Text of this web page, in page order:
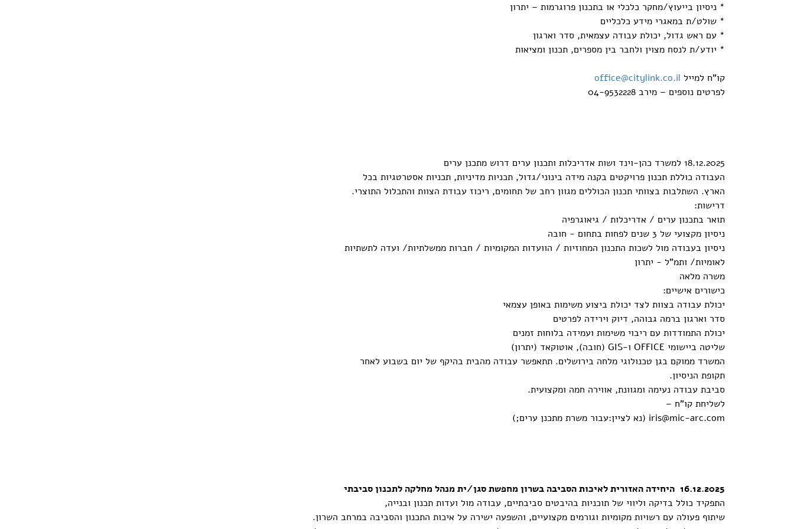
* ניסיון בייעוץ/מחקר כלכלי או בתכנון פרוגרמות – יתרון
* שולט/ת במאגרי מידע כלכליים
* עם ראש גדול, יכולת עבודה עצמאית, סדר וארגון
* יודע/ת לנסח מצוין ולחבר בין מספרים, תכנון ומציאות
קו"ח למייל office@citylink.co.il
לפרטים נוספים – מירב 04-9532228
18.12.2025 למשרד כהן-וינד ושות אדריכלות ותכנון ערים דרוש מתכנן ערים
העבודה כוללת תכנון פרויקטים בקנה מידה בינוני/גדול, תכניות מדיניות, תכניות אסטרטגיות בכל
הארץ. השתלבות בצוותי תכנון הכוללים מגוון רחב של תחומים, ריכוז עבודת הצוות והתכלול התוצרי.
דרישות:
תואר בתכנון ערים / אדריכלות / גיאוגרפיה
ניסיון מקצועי של 3 שנים לפחות בתחום - חובה
ניסיון בעבודה מול לשכות התכנון המחוזיות / הוועדות המקומיות / חברות ממשלתיות/ ועדה לתשתיות
לאומיות/ ותמ"ל - יתרון
משרה מלאה
כישורים אישיים:
יכולת עבודה בצוות לצד יכולת ביצוע משימות באופן עצמאי
סדר וארגון ברמה גבוהה, דיוק וירידה לפרטים
יכולת התמודדות עם ריבוי משימות ועמידה בלוחות זמנים
שליטה ביישומי OFFICE ו-GIS (חובה), אוטוקאד (יתרון)
המשרד ממוקם בגן טכנולוגי מלחה בירושלים. תתאפשר עבודה מהבית בהיקף של יום בשבוע לאחר
תקופת הניסיון.
סביבת עבודה נעימה ומגוונת, אווירה חמה ומקצועית.
לשליחת קו"ח –
iris@mic-arc.com (נא לציין:עבור משרת מתכנן ערים;)
16.12.2025 היחידה האזורית לאיכות הסביבה בשרון מחפשת סגן/ית מנהל מחלקה לתכנון סביבתי
התפקיד כולל בדיקה וליווי של תוכניות בהיבטים סביבתיים, עבודה מול ועדות תכנון ובנייה,
שיתוף פעולה עם רשויות מקומיות וגורמים מקצועיים, והשפעה ישירה על איכות התכנון והסביבה במרחב השרון.